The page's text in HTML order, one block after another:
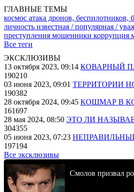
ГЛАВНЫЕ ТЕМЫ
космос атака дронов, беспилотников,
личность известная / популярная /
преступления мошенники коррупция
Все теги
ЭКСКЛЮЗИВЫ
13 октября 2023, 09:14 КОВАРНЫЙ
190210
03 июня 2023, 09:01 ТЕРРИТОРИИ
190382
28 октября 2024, 09:45 КОШМАР В
161697
28 мая 2024, 08:50 ЭТО ЛИ
304355
05 июня 2023, 07:23
197194
Все эксклюзивы
Смолов призвал